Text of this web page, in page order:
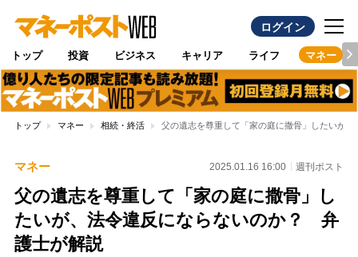
ログイン
トップ 投資 ビジネス キャリア ライフ マネー
トップ マネー 相続・終活 父の遺志を尊重して「家の庭に撒骨」したいが
マネー 2025.01.16 16:00 週刊ポスト
父の遺志を尊重して「家の庭に撒骨」し
たいが、法令違反にならないのか？ 弁
護士が解説